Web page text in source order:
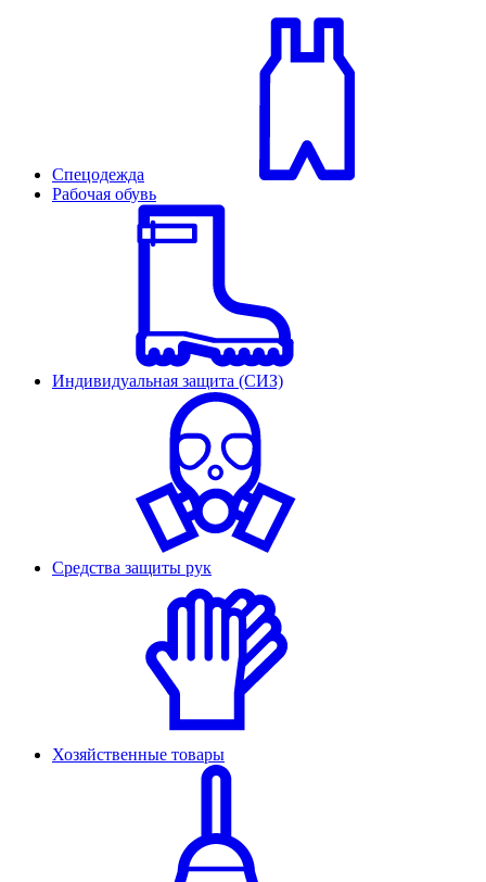
Спецодежда
Рабочая обувь
Индивидуальная защита (СИЗ)
Средства защиты рук
Хозяйственные товары